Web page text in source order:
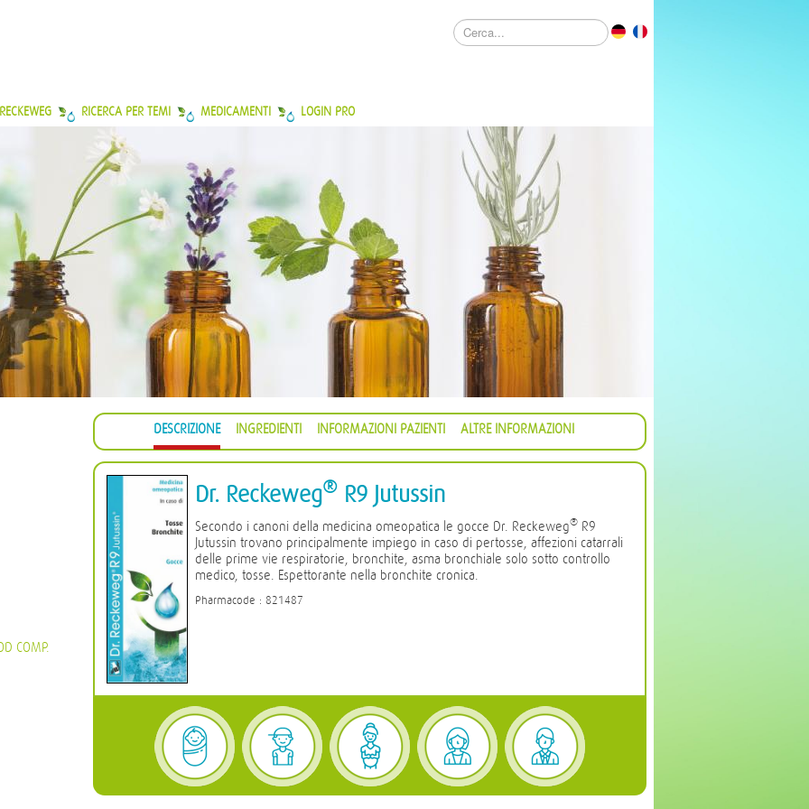
RICERCA PER TEMI MEDICAMENTI LOGIN PRO
COMP.
DESCRIZIONE INGREDIENTI INFORMAZIONI PAZIENTI ALTRE INFORMAZIONI
Dr. Reckeweg® R9 Jutussin
Secondo i canoni della medicina omeopatica le gocce Dr. Reckeweg® R9
Jutussin trovano principalmente impiego in caso di pertosse, affezioni catarrali
delle prime vie respiratorie, bronchite, asma bronchiale solo sotto controllo
medico, tosse. Espettorante nella bronchite cronica.
Pharmacode : 821487